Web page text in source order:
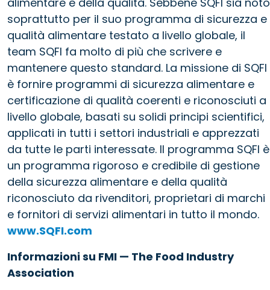
soprattutto per il suo programma di sicurezza e
qualità alimentare testato a livello globale, il
team SQFI fa molto di più che scrivere e
mantenere questo standard. La missione di SQFI
è fornire programmi di sicurezza alimentare e
certificazione di qualità coerenti e riconosciuti a
livello globale, basati su solidi principi scientifici,
applicati in tutti i settori industriali e apprezzati
da tutte le parti interessate. Il programma SQFI è
un programma rigoroso e credibile di gestione
della sicurezza alimentare e della qualità
riconosciuto da rivenditori, proprietari di marchi
e fornitori di servizi alimentari in tutto il mondo.
www.SQFI.com
Informazioni su FMI — The Food Industry
Association